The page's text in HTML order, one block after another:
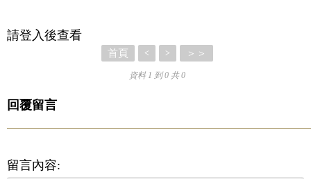
請登入後查看
首頁 < > ＞＞
資料 1 到 0 共 0
回覆留言
留言內容: